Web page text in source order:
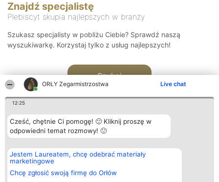
ORŁY Zegarmistrzostwa Live chat
12:25
Cześć, chętnie Ci pomogę! 🙂 Kliknij proszę w
odpowiedni temat rozmowy! 🙂
Jestem Laureatem, chcę odebrać materiały
marketingowe
Chcę zgłosić swoją firmę do Orłów
Znajdź specjalistę
Plebiscyt skupia najlepszych w branży
Szukasz specjalisty w pobliżu Ciebie? Sprawdź naszą
wyszukiwarkę. Korzystaj tylko z usług najlepszych!
Szukaj
Organizator plebiscytu
Bright Side Solutions sp. z o.
o. sp. k.
ul. Ruska 22
Wrocław 50-079
Plebiscyt
Laureaci
wszystkich
Laureatów
Kontakt
Kontakt